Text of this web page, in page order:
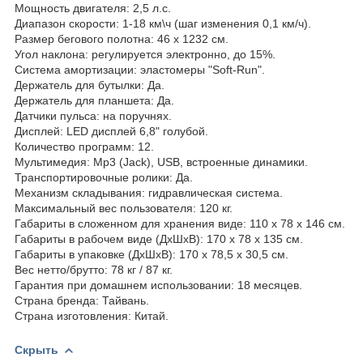
Мощность двигателя: 2,5 л.с.
Диапазон скорости: 1-18 км\ч (шаг изменения 0,1 км/ч).
Размер бегового полотна: 46 х 1232 см.
Угол наклона: регулируется электронно, до 15%.
Система амортизации: эластомеры "Soft-Run".
Держатель для бутылки: Да.
Держатель для планшета: Да.
Датчики пульса: на поручнях.
Дисплей: LED дисплей 6,8" голубой.
Количество программ: 12.
Мультимедия: Mp3 (Jack), USB, встроенные динамики.
Транспортировочные ролики: Да.
Механизм складывания: гидравлическая система.
Максимальный вес пользователя: 120 кг.
Габариты в сложенном для хранения виде: 110 х 78 х 146 см.
Габариты в рабочем виде (ДхШхВ): 170 х 78 х 135 см.
Габариты в упаковке (ДхШхВ): 170 х 78,5 х 30,5 см.
Вес нетто/брутто: 78 кг / 87 кг.
Гарантия при домашнем использовании: 18 месяцев.
Страна бренда: Тайвань.
Страна изготовления: Китай.
Скрыть